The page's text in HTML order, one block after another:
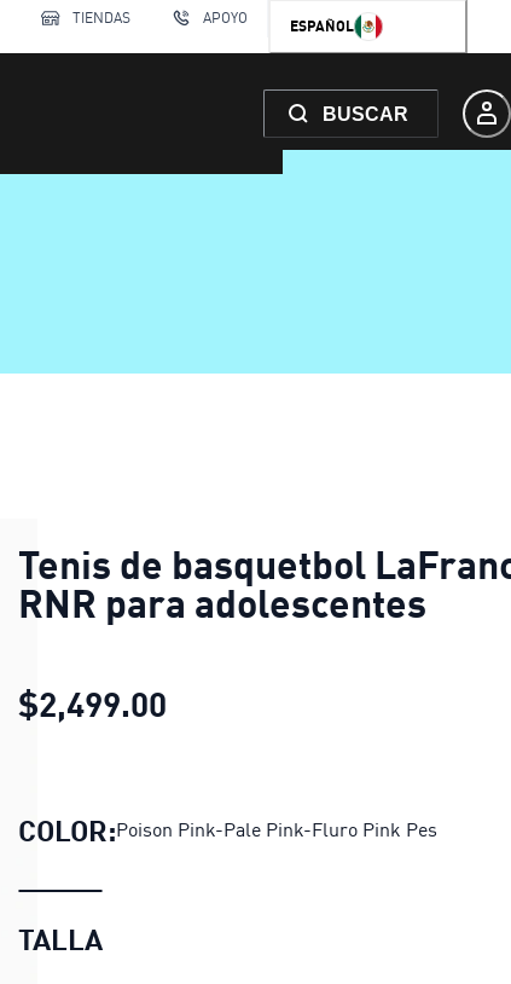
TIENDAS APOYO ESPAÑOL
BUSCAR
Tenis de basquetbol
RNR para adolescentes
$2,499.00
COLOR:Poison Pink-Pale Pink-Fluro Pink Pes
TALLA